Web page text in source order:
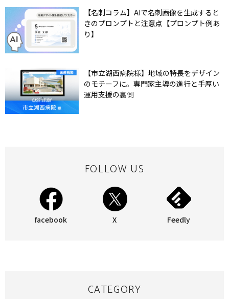
【名刺コラム】AIで名刺画像を生成すると
きのプロンプトと注意点【プロンプト例あ
り】
【市立湖西病院様】地域の特長をデザイン
のモチーフに。専門家主導の進行と手厚い
運用支援の裏側
FOLLOW US
facebook X Feedly
CATEGORY